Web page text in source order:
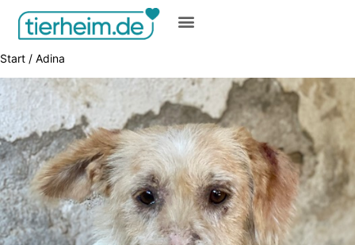
Start / Adina